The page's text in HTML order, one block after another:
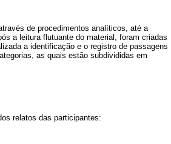
de procedimentos analíticos, até a
a leitura flutuante do material, foram criadas
a identificação e o registro de passagens
as quais estão subdivididas em
relatos das participantes: